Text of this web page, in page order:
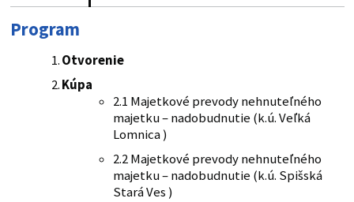
Program
Otvorenie
Kúpa
2.1 Majetkové prevody nehnuteľného
majetku – nadobudnutie (k.ú. Veľká
Lomnica )
2.2 Majetkové prevody nehnuteľného
majetku – nadobudnutie (k.ú. Spišská
Stará Ves )